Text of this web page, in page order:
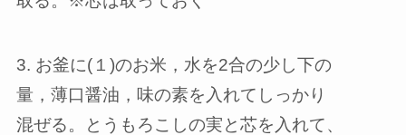
3. お釜に(１)のお米，水を2合の少し下の
量，薄口醤油，味の素を入れてしっかり
混ぜる。とうもろこしの実と芯を入れて、